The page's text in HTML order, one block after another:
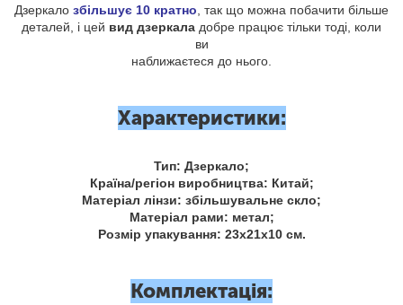
Дзеркало збільшує 10 кратно, так що можна побачити більше
деталей, і цей вид дзеркала добре працює тільки тоді, коли
ви
наближаєтеся до нього.
Характеристики:
Тип: Дзеркало;
Країна/регіон виробництва: Китай;
Матеріал лінзи: збільшувальне скло;
Матеріал рами: метал;
Розмір упакування: 23х21х10 см.
Комплектація: